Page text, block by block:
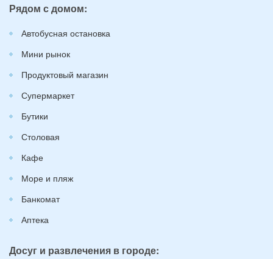
Рядом с домом:
Автобусная остановка
Мини рынок
Продуктовый магазин
Супермаркет
Бутики
Столовая
Кафе
Море и пляж
Банкомат
Аптека
Досуг и развлечения в городе: